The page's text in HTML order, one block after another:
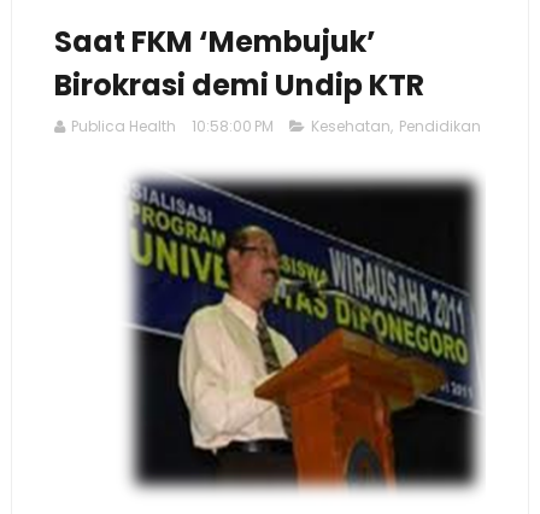
Saat FKM ‘Membujuk’
Birokrasi demi Undip KTR
Publica Health 10:58:00 PM Kesehatan, Pendidikan